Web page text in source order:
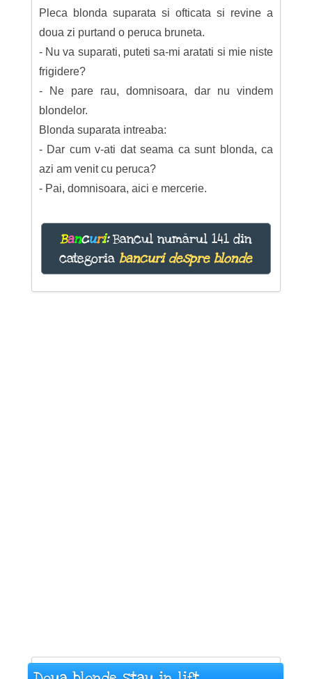
Pleca blonda suparata si ofticata si revine a
doua zi purtand o peruca bruneta.
- Nu va suparati, puteti sa-mi aratati si mie niste
frigidere?
- Ne pare rau, domnisoara, dar nu vindem
blondelor.
Blonda suparata intreaba:
- Dar cum v-ati dat seama ca sunt blonda, ca
azi am venit cu peruca?
- Pai, domnisoara, aici e mercerie.
Bancuri:Bancul numărul 141 din
categoriabancuri despre blonde